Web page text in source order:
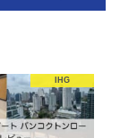
IHG